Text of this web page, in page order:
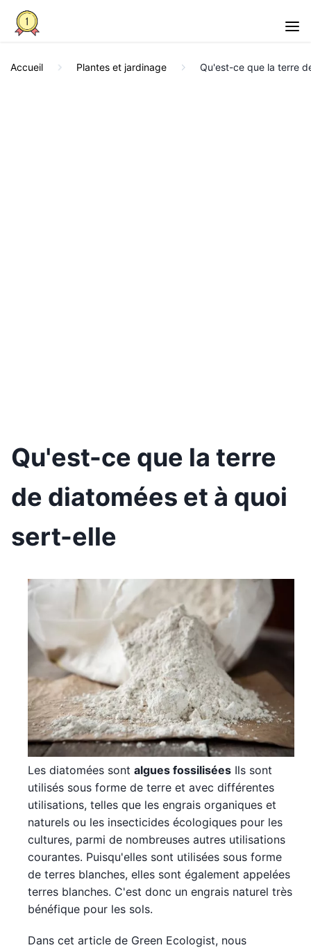
Accueil Plantes et jardinage Qu'est-ce que la terre
Qu'est-ce que la terre
de diatomées et à quoi
sert-elle
Les diatomées sont algues fossilisées Ils sont
utilisés sous forme de terre et avec différentes
utilisations, telles que les engrais organiques et
naturels ou les insecticides écologiques pour les
cultures, parmi de nombreuses autres utilisations
courantes. Puisqu'elles sont utilisées sous forme
de terres blanches, elles sont également appelées
terres blanches. C'est donc un engrais naturel très
bénéfique pour les sols.
Dans cet article de Green Ecologist, nous